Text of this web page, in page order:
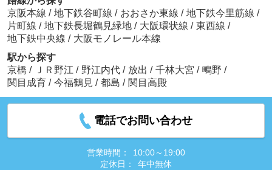
京阪本線 / 地下鉄谷町線 / おおさか東線 / 地下鉄今里筋線 /
片町線 / 地下鉄長堀鶴見緑地 / 大阪環状線 / 東西線 /
地下鉄中央線 / 大阪モノレール本線
駅から探す
京橋 / ＪＲ野江 / 野江内代 / 放出 / 千林大宮 / 鴫野 /
関目成育 / 今福鶴見 / 都島 / 関目高殿
電話でお問い合わせ
営業時間：
10:00～19:00
定休日：
年中無休